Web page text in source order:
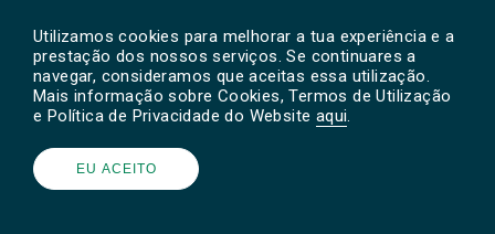
Utilizamos cookies para melhorar a tua experiência e a
prestação dos nossos serviços. Se continuares a
navegar, consideramos que aceitas essa utilização.
Mais informação sobre Cookies, Termos de Utilização
e Política de Privacidade do Website aqui.
EU ACEITO
Animais PAN Parlamento